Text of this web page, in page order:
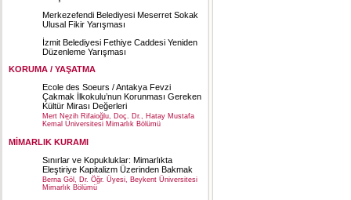
Merkezefendi Belediyesi Meserret Sokak
Ulusal Fikir Yarışması
İzmit Belediyesi Fethiye Caddesi Yeniden
Düzenleme Yarışması
KORUMA / YAŞATMA
Ecole des Soeurs / Antakya Fevzi
Çakmak İlkokulu’nun Korunması Gereken
Kültür Mirası Değerleri
Mert Nezih Rifaioğlu, Doç. Dr., Hatay Mustafa
Kemal Üniversitesi Mimarlık Bölümü
MİMARLIK KURAMI
Sınırlar ve Kopukluklar: Mimarlıkta
Eleştiriye Kapitalizm Üzerinden Bakmak
Berna Göl, Dr. Öğr. Üyesi, Beykent Üniversitesi
Mimarlık Bölümü